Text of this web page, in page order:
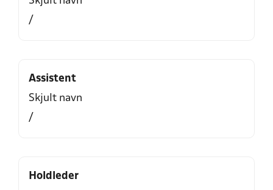
/
Assistent
Skjult navn
/
Holdleder